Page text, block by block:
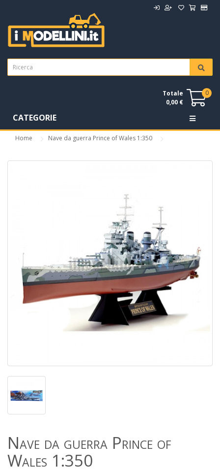
0
Totale
0,00 €
CATEGORIE
Home Nave da guerra Prince of Wales 1:350
Nave da guerra Prince of
Wales 1:350